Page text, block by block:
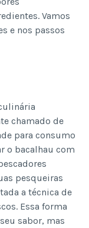
Vamos
e nos passos
chamado de
para consumo
o bacalhau com
pesqueiras
a técnica de
Essa forma
sabor, mas